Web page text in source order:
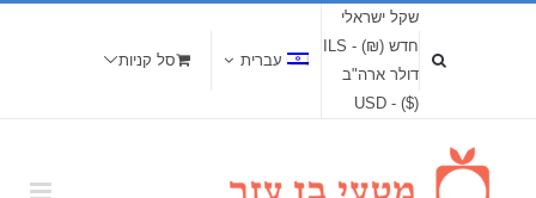
שקל ישראלי
חדש (₪) - ILS
דולר ארה"ב
($) - USD
עברית סל קניות